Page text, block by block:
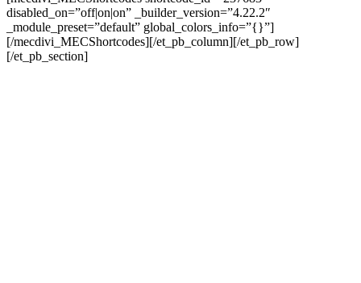
disabled_on=”off|on|on” _builder_version=”4.22.2″
_module_preset=”default” global_colors_info=”{}”]
[/mecdivi_MECShortcodes][/et_pb_column][/et_pb_row]
[/et_pb_section]